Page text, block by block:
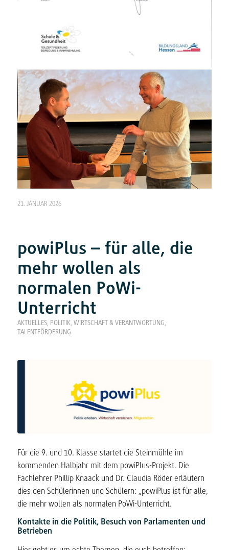
21. JANUAR 2026
powiPlus – für alle, die
mehr wollen als
normalen PoWi-
Unterricht
AKTUELLES, POLITIK, WIRTSCHAFT & VERANTWORTUNG
TALENTFÖRDERUNG
Für die 9. und 10. Klasse startet die Steinmühle im
kommenden Halbjahr mit dem powiPlus-Projekt. Die
Fachlehrer Phillip Knaack und Dr. Claudia Röder erläutern
dies den Schülerinnen und Schülern: „powiPlus ist für alle,
die mehr wollen als normalen PoWi-Unterricht.
Kontakte in die Politik, Besuch von Parlamenten und
Betrieben